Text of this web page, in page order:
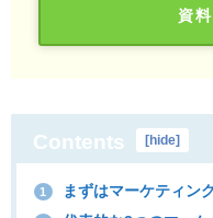
資
Contents [hide]
1 まずはマーケティン